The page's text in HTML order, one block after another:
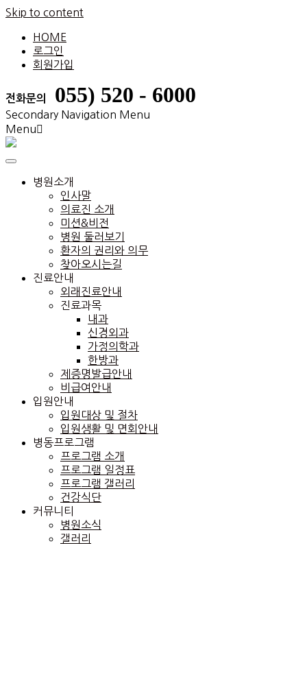
Skip to content
HOME
로그인
회원가입
전화문의 055) 520 - 6000
Secondary Navigation Menu
Menu
병원소개
인사말
의료진 소개
미션&비전
병원 둘러보기
환자의 권리와 의무
찾아오시는길
진료안내
외래진료안내
진료과목
내과
신경외과
가정의학과
한방과
제증명발급안내
비급여안내
입원안내
입원대상 및 절차
입원생활 및 면회안내
병동프로그램
프로그램 소개
프로그램 일정표
프로그램 갤러리
건강식단
커뮤니티
병원소식
갤러리